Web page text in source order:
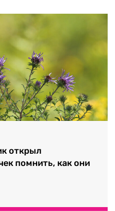
открыл
помнить, как они